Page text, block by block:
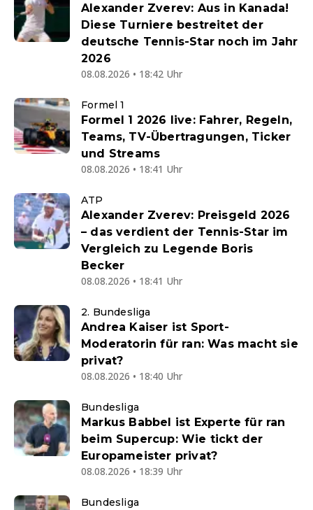
Alexander Zverev: Aus in Kanada!
Diese Turniere bestreitet der
deutsche Tennis-Star noch im Jahr
2026
08.08.2026 • 18:42 Uhr
Formel 1
Formel 1 2026 live: Fahrer, Regeln,
Teams, TV-Übertragungen, Ticker
und Streams
08.08.2026 • 18:41 Uhr
ATP
Alexander Zverev: Preisgeld 2026
– das verdient der Tennis-Star im
Vergleich zu Legende Boris
Becker
08.08.2026 • 18:41 Uhr
2. Bundesliga
Andrea Kaiser ist Sport-
Moderatorin für ran: Was macht sie
privat?
08.08.2026 • 18:40 Uhr
Bundesliga
Markus Babbel ist Experte für ran
beim Supercup: Wie tickt der
Europameister privat?
08.08.2026 • 18:39 Uhr
Bundesliga